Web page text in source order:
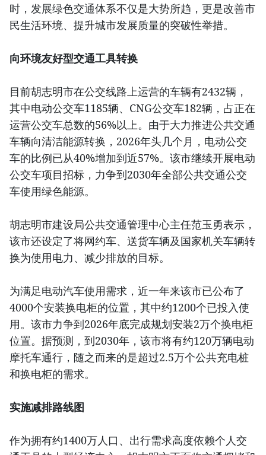
时，发展绿色交通体系不仅是大势所趋，更是改善市
民生活环境、提升城市发展质量的突破性举措。
向环境友好型交通工具转换
目前胡志明市在公交线路上运营的车辆有2432辆，
其中电动公交车1185辆、CNG公交车182辆，占正在
运营公交车总数的56%以上。由于大力推进公共交通
车辆向清洁能源转换，2026年头几个月，电动公交
车的比例已从40%增加到近57%。该市继续开展电动
公交车项目招标，力争到2030年全部公共交通公交
车使用绿色能源。
胡志明市建设局公共交通管理中心主任范玉勇表示，
该市还设定了将网约车、送货车辆及国家机关车辆转
换为使用电力、减少排放的目标。
为满足电动汽车使用需求，近一年来该市已公布了
4000个安装换电柜的位置，其中约1200个已投入使
用。该市力争到2026年底完成规划安装2万个换电柜
位置。据预测，到2030年，该市将有约120万辆电动
摩托车通行，随之而来的是超过2.5万个公共充电桩
和换电柜的需求。
实施减排路线图
作为拥有约1400万人口、出行需求高度依赖个人交